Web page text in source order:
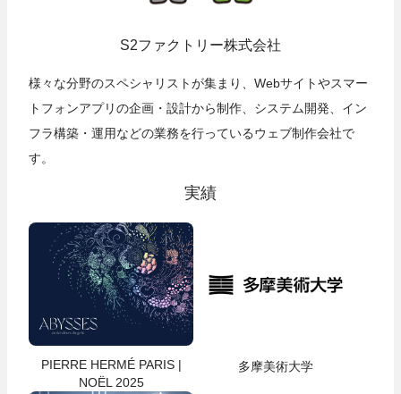
S2ファクトリー株式会社
様々な分野のスペシャリストが集まり、Webサイトやスマー
トフォンアプリの企画・設計から制作、システム開発、イン
フラ構築・運用などの業務を行っているウェブ制作会社で
す。
実績
PIERRE HERMÉ PARIS |
NOËL 2025
多摩美術大学